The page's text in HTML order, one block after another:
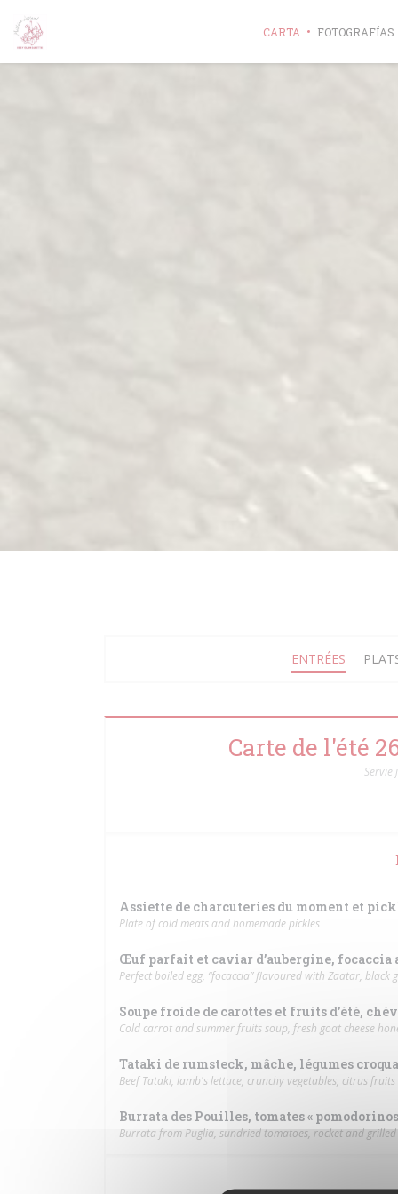
CARTA FOTOGRAFÍAS
ENTRÉES
Carte de l'été
Servie
Assiette de charcuteries du moment et
Plate of cold meats and homemade pickles
Œuf parfait et caviar d’aubergine, focaccia
Perfect boiled egg, “focaccia” flavoured with Zaatar, black
Soupe froide de carottes et fruits d’été,
Cold carrot and summer fruits soup, fresh goat cheese
Tataki de rumsteck, mâche, légumes
Beef Tataki, lamb's lettuce, crunchy vegetables, citrus
Burrata des Pouilles, tomates «
Burrata from Puglia, sundried tomatoes, rocket and